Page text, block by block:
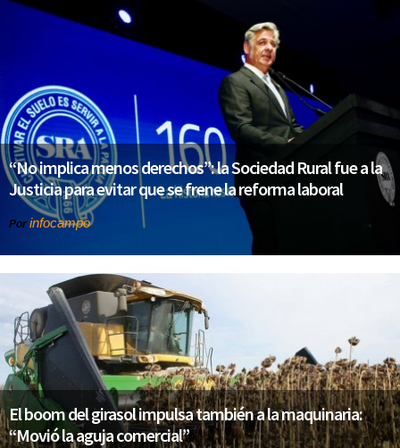
“No implica menos derechos”: la Sociedad Rural fue a la
Justicia para evitar que se frene la reforma laboral
Por infocampo
El boom del girasol impulsa también a la maquinaria:
“Movió la aguja comercial”